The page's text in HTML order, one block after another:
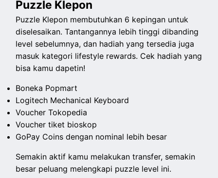
Puzzle Klepon
Puzzle Klepon membutuhkan 6 kepingan untuk
diselesaikan. Tantangannya lebih tinggi dibanding
level sebelumnya, dan hadiah yang tersedia juga
masuk kategori lifestyle rewards. Cek hadiah yang
bisa kamu dapetin!
Boneka Popmart
Logitech Mechanical Keyboard
Voucher Tokopedia
Voucher tiket bioskop
GoPay Coins dengan nominal lebih besar
Semakin aktif kamu melakukan transfer, semakin
besar peluang melengkapi puzzle level ini.